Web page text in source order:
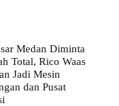
Medan Diminta
Total, Rico Waas
Jadi Mesin
dan Pusat